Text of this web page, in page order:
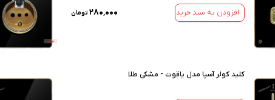
افزودن به سبد خرید ۲۸۰٬۰۰۰ تومان
کلید کولر آسیا مدل یاقوت - مشکی طلا